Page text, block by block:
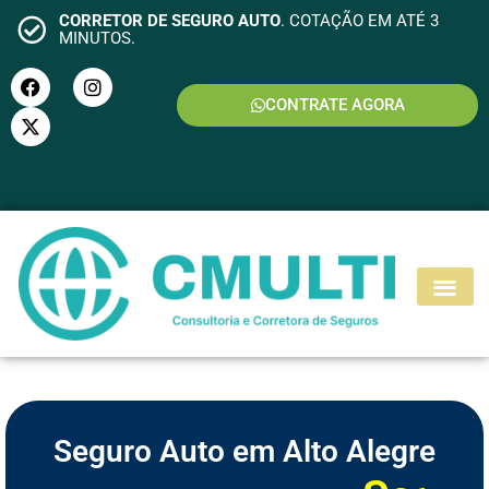
CORRETOR DE SEGURO AUTO. COTAÇÃO EM ATÉ 3
MINUTOS.
CONTRATE AGORA
SEGURO MOTO
Seguro Auto em Alto Alegre